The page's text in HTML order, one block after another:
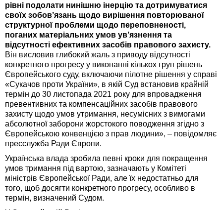
рівні подолати нинішню інерцію та дотримуватися
своїх зобов’язань щодо вирішення повторюваної
структурної проблеми щодо переповненості,
поганих матеріальних умов ув’язнення та
відсутності ефективних засобів правового захисту.
Він висловив глибокий жаль з приводу відсутності
конкретного прогресу у виконанні кількох груп рішень
Європейського суду, включаючи пілотне рішення у справі
«Сукачов проти України», в якій Суд встановив крайній
термін до 30 листопада 2021 року для впровадження
превентивних та компенсаційних засобів правового
захисту щодо умов утримання, несумісних з вимогами
абсолютної заборони жорстокого поводження згідно з
Європейською конвенцією з прав людини», – повідомляє
пресслужба Ради Європи.
Українська влада зробила певні кроки для покращення
умов тримання під вартою, зазначають у Комітеті
міністрів Європейської Ради, але їх недостатньо для
того, щоб досягти конкретного прогресу, особливо в
термін, визначений Судом.